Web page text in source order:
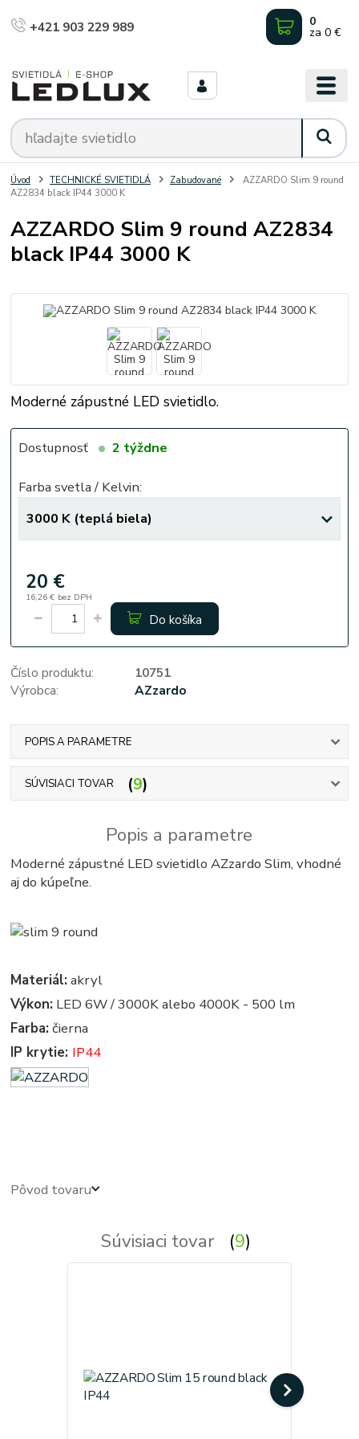
+421 903 229 989 0
za 0 €
Úvod TECHNICKÉ SVIETIDLÁ Zabudované
AZZARDO Slim 9 round
AZ2834 black IP44 3000 K
AZZARDO Slim 9 round AZ2834
black IP44 3000 K
Moderné zápustné LED svietidlo.
Dostupnosť 2 týždne
Farba svetla / Kelvin:
20 €
16,26 € bez DPH
Do košíka
Číslo produktu:
10751
Výrobca:
AZzardo
POPIS A PARAMETRE
SÚVISIACI TOVAR 9
Popis a parametre
Moderné zápustné LED svietidlo AZzardo Slim, vhodné
aj do kúpeľne.
Materiál: akryl
Výkon: LED 6W / 3000K alebo 4000K - 500 lm
Farba: čierna
IP krytie: IP44
Pôvod tovaru
Súvisiaci tovar 9